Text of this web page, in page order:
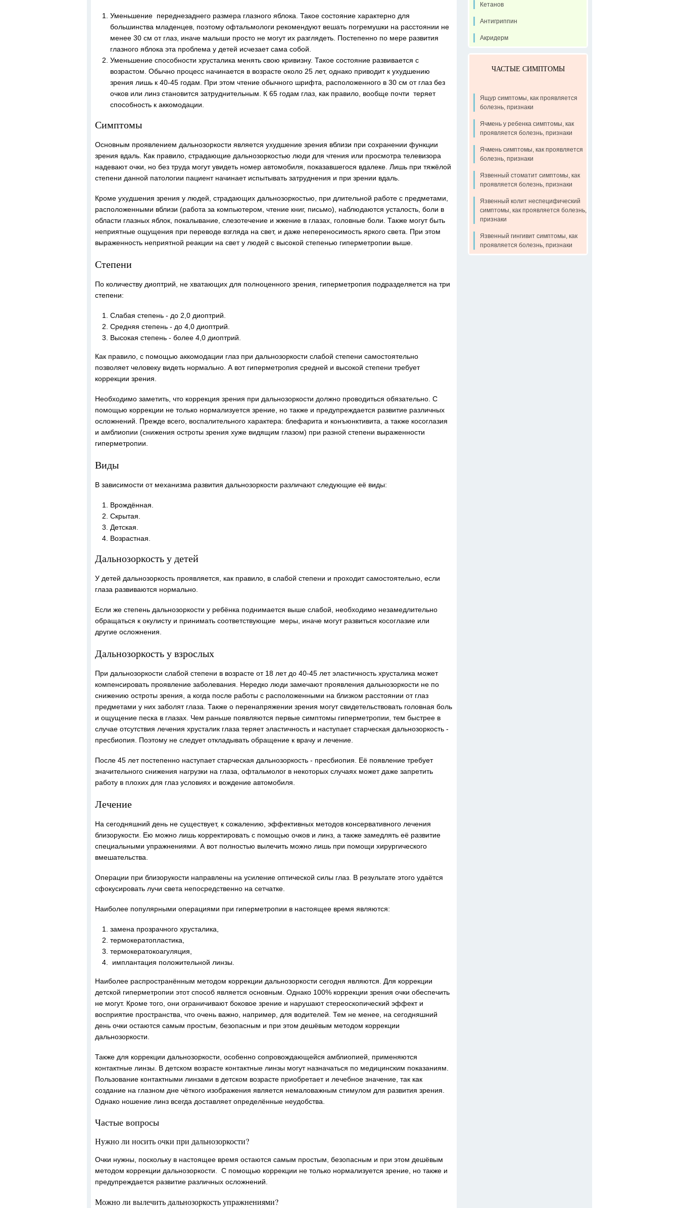
Уменьшение переднезаднего размера глазного яблока. Такое состояние характерно для
большинства младенцев, поэтому офтальмологи рекомендуют вешать погремушки на расстоянии не
менее 30 см от глаз, иначе малыши просто не могут их разглядеть. Постепенно по мере развития
глазного яблока эта проблема у детей исчезает сама собой.
Уменьшение способности хрусталика менять свою кривизну. Такое состояние развивается с
возрастом. Обычно процесс начинается в возрасте около 25 лет, однако приводит к ухудшению
зрения лишь к 40-45 годам. При этом чтение обычного шрифта, расположенного в 30 см от глаз без
очков или линз становится затруднительным. К 65 годам глаз, как правило, вообще почти теряет
способность к аккомодации.
Симптомы
Основным проявлением дальнозоркости является ухудшение зрения вблизи при сохранении функции
зрения вдаль. Как правило, страдающие дальнозоркостью люди для чтения или просмотра телевизора
надевают очки, но без труда могут увидеть номер автомобиля, показавшегося вдалеке. Лишь при тяжёлой
степени данной патологии пациент начинает испытывать затруднения и при зрении вдаль.
Кроме ухудшения зрения у людей, страдающих дальнозоркостью, при длительной работе с предметами,
расположенными вблизи (работа за компьютером, чтение книг, письмо), наблюдаются усталость, боли в
области глазных яблок, покалывание, слезотечение и жжение в глазах, головные боли. Также могут быть
неприятные ощущения при переводе взгляда на свет, и даже непереносимость яркого света. При этом
выраженность неприятной реакции на свет у людей с высокой степенью гиперметропии выше.
Степени
По количеству диоптрий, не хватающих для полноценного зрения, гиперметропия подразделяется на три
степени:
Слабая степень - до 2,0 диоптрий.
Средняя степень - до 4,0 диоптрий.
Высокая степень - более 4,0 диоптрий.
Как правило, с помощью аккомодации глаз при дальнозоркости слабой степени самостоятельно
позволяет человеку видеть нормально. А вот гиперметропия средней и высокой степени требует
коррекции зрения.
Необходимо заметить, что коррекция зрения при дальнозоркости должно проводиться обязательно. С
помощью коррекции не только нормализуется зрение, но также и предупреждается развитие различных
осложнений. Прежде всего, воспалительного характера: блефарита и конъюнктивита, а также косоглазия
и амблиопии (снижения остроты зрения хуже видящим глазом) при разной степени выраженности
гиперметропии.
Виды
В зависимости от механизма развития дальнозоркости различают следующие её виды:
Врождённая.
Скрытая.
Детская.
Возрастная.
Дальнозоркость у детей
У детей дальнозоркость проявляется, как правило, в слабой степени и проходит самостоятельно, если
глаза развиваются нормально.
Если же степень дальнозоркости у ребёнка поднимается выше слабой, необходимо незамедлительно
обращаться к окулисту и принимать соответствующие меры, иначе могут развиться косоглазие или
другие осложнения.
Дальнозоркость у взрослых
При дальнозоркости слабой степени в возрасте от 18 лет до 40-45 лет эластичность хрусталика может
компенсировать проявление заболевания. Нередко люди замечают проявления дальнозоркости не по
снижению остроты зрения, а когда после работы с расположенными на близком расстоянии от глаз
предметами у них заболят глаза. Также о перенапряжении зрения могут свидетельствовать головная боль
и ощущение песка в глазах. Чем раньше появляются первые симптомы гиперметропии, тем быстрее в
случае отсутствия лечения хрусталик глаза теряет эластичность и наступает старческая дальнозоркость -
пресбиопия. Поэтому не следует откладывать обращение к врачу и лечение.
После 45 лет постепенно наступает старческая дальнозоркость - пресбиопия. Её появление требует
значительного снижения нагрузки на глаза, офтальмолог в некоторых случаях может даже запретить
работу в плохих для глаз условиях и вождение автомобиля.
Лечение
На сегодняшний день не существует, к сожалению, эффективных методов консервативного лечения
близорукости. Ею можно лишь корректировать с помощью очков и линз, а также замедлять её развитие
специальными упражнениями. А вот полностью вылечить можно лишь при помощи хирургического
вмешательства.
Операции при близорукости направлены на усиление оптической силы глаз. В результате этого удаётся
сфокусировать лучи света непосредственно на сетчатке.
Наиболее популярными операциями при гиперметропии в настоящее время являются:
замена прозрачного хрусталика,
термокератопластика,
термокератокоагуляция,
имплантация положительной линзы.
Наиболее распространённым методом коррекции дальнозоркости сегодня являются. Для коррекции
детской гиперметропии этот способ является основным. Однако 100% коррекции зрения очки обеспечить
не могут. Кроме того, они ограничивают боковое зрение и нарушают стереоскопический эффект и
восприятие пространства, что очень важно, например, для водителей. Тем не менее, на сегодняшний
день очки остаются самым простым, безопасным и при этом дешёвым методом коррекции
дальнозоркости.
Также для коррекции дальнозоркости, особенно сопровождающейся амблиопией, применяются
контактные линзы. В детском возрасте контактные линзы могут назначаться по медицинским показаниям.
Пользование контактными линзами в детском возрасте приобретает и лечебное значение, так как
создание на глазном дне чёткого изображения является немаловажным стимулом для развития зрения.
Однако ношение линз всегда доставляет определённые неудобства.
Частые вопросы
Нужно ли носить очки при дальнозоркости?
Очки нужны, поскольку в настоящее время остаются самым простым, безопасным и при этом дешёвым
методом коррекции дальнозоркости. С помощью коррекции не только нормализуется зрение, но также и
предупреждается развитие различных осложнений.
Можно ли вылечить дальнозоркость упражнениями?
Кетанов
Антигриппин
Акридерм
ЧАСТЫЕ СИМПТОМЫ
Ящур симптомы, как проявляется
болезнь, признаки
Ячмень у ребенка симптомы, как
проявляется болезнь, признаки
Ячмень симптомы, как проявляется
болезнь, признаки
Язвенный стоматит симптомы, как
проявляется болезнь, признаки
Язвенный колит неспецифический
симптомы, как проявляется болезнь,
признаки
Язвенный гингивит симптомы, как
проявляется болезнь, признаки